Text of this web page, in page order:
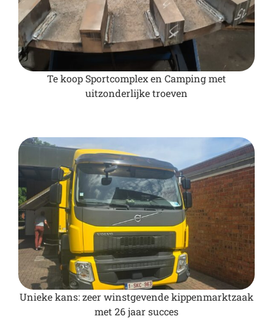
Te koop Sportcomplex en Camping met
uitzonderlijke troeven
Unieke kans: zeer winstgevende kippenmarktzaak
met 26 jaar succes